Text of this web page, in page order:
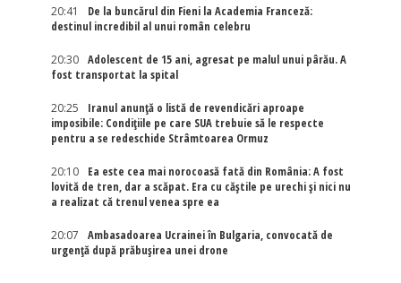
20:41
De la buncărul din Fieni la Academia Franceză:
destinul incredibil al unui român celebru
20:30
Adolescent de 15 ani, agresat pe malul unui pârău. A
fost transportat la spital
20:25
Iranul anunță o listă de revendicări aproape
imposibile: Condițiile pe care SUA trebuie să le respecte
pentru a se redeschide Strâmtoarea Ormuz
20:10
Ea este cea mai norocoasă fată din România: A fost
lovită de tren, dar a scăpat. Era cu căștile pe urechi și nici nu
a realizat că trenul venea spre ea
20:07
Ambasadoarea Ucrainei în Bulgaria, convocată de
urgență după prăbușirea unei drone